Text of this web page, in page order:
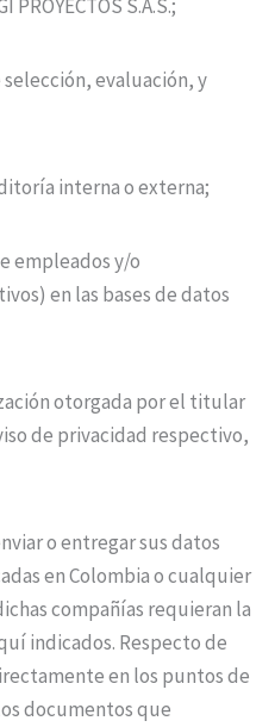
S.A.S.;
evaluación, y
interna o externa;
empleados y/o
en las bases de datos
otorgada por el titular
de privacidad respectivo,
o entregar sus datos
en Colombia o cualquier
compañías requieran la
indicados. Respecto de
en los puntos de
documentos que